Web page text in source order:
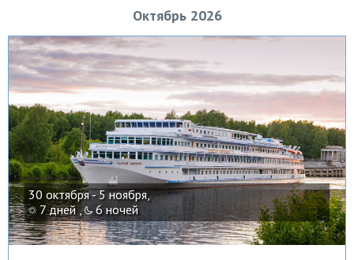
Октябрь 2026
30 октября - 5 ноября,
7 дней , 6 ночей